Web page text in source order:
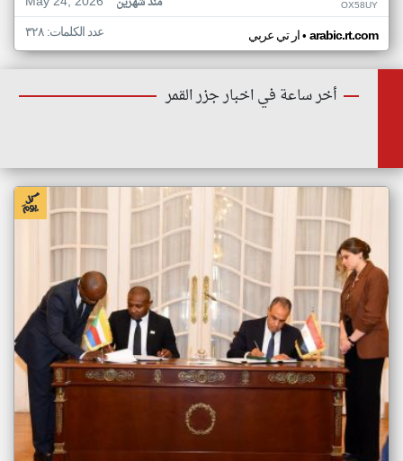
OX58UY
ار تي عربي• arabic.rt.com عدد الكلمات: ٣٢٨
أخر ساعة في اخبار جزر القمر